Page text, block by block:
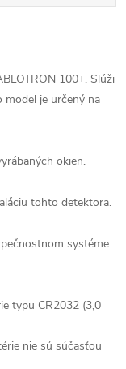
100+. Slúži
model je určený na
okien.
tohto detektora.
systéme.
typu CR2032 (3,0
nie sú súčasťou